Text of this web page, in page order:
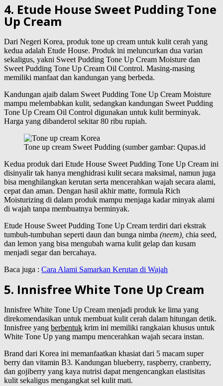
4. Etude House Sweet Pudding Tone
Up Cream
Dari Negeri Korea, produk tone up cream untuk kulit cerah yang
kedua adalah Etude House. Produk ini meluncurkan dua varian
sekaligus, yakni Sweet Pudding Tone Up Cream Moisture dan
Sweet Pudding Tone Up Cream Oil Control. Masing-masing
memiliki manfaat dan kandungan yang berbeda.
Kandungan ajaib dalam Sweet Pudding Tone Up Cream Moisture
mampu melembabkan kulit, sedangkan kandungan Sweet Pudding
Tone Up Cream Oil Control digunakan untuk kulit berminyak.
Harga yang dibanderol sekitar 80 ribu rupiah.
Tone up cream Sweet Pudding (sumber gambar: Qupas.id
Kedua produk dari Etude House Sweet Pudding Tone Up Cream ini
disinyalir tak hanya menghidrasi kulit secara maksimal, namun juga
bisa menghilangkan kerutan serta mencerahkan wajah secara alami,
cepat dan aman. Dengan hasil akhir matte, formula Rich
Moisturizing di dalam produk mampu menjaga kadar minyak alami
di wajah tanpa membuatnya berminyak.
Etude House Sweet Pudding Tone Up Cream terdiri dari ekstrak
tumbuh-tumbuhan seperti daun dan bunga nimba (neem), chia seed,
dan lemon yang bisa mengubah warna kulit gelap dan kusam
menjadi segar dan bercahaya.
Baca juga : Cara Alami Samarkan Kerutan di Wajah
5. Innisfree White Tone Up Cream
Innisfree White Tone Up Cream menjadi produk ke lima yang
direkomendasikan untuk membuat kulit cerah dalam hitungan detik.
Innisfree yang berbentuk krim ini memiliki rangkaian khusus untuk
White Tone Up yang mampu mencerahkan wajah secara instan.
Brand dari Korea ini memanfaatkan khasiat dari 5 macam super
berry dan vitamin B3. Kandungan blueberry, raspberry, cranberry,
dan gojiberry yang kaya nutrisi dapat mengencangkan elastisitas
kulit sekaligus mengangkat sel kulit mati.